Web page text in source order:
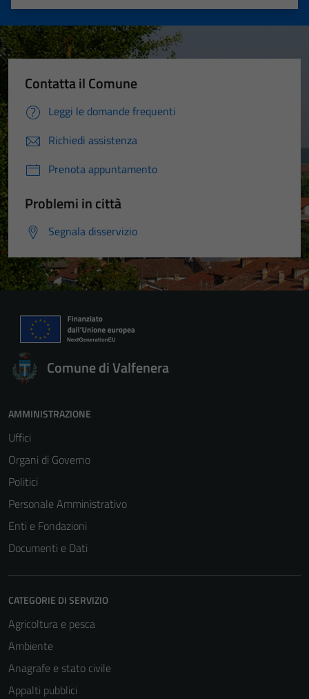
Valuta 5 stelle su 5
Valuta 4 stelle su 5
Valuta 3 stelle su 5
Valuta 2 stelle su 5
Valuta 1 stelle su 5
Contatta il Comune
Leggi le domande frequenti
Richiedi assistenza
Prenota appuntamento
Problemi in città
Segnala disservizio
Comune di Valfenera
AMMINISTRAZIONE
Uffici
Organi di Governo
Politici
Personale Amministrativo
Enti e Fondazioni
Documenti e Dati
CATEGORIE DI SERVIZIO
Agricoltura e pesca
Ambiente
Anagrafe e stato civile
Appalti pubblici